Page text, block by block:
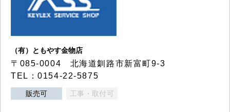
（有）ともやす金物店
〒085-0004 北海道釧路市新富町9-3
TEL：0154-22-5875
販売可 工事・取付可